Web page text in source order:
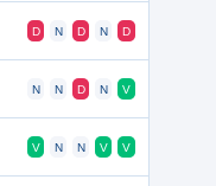
D N D N D
N N D N V
V N N V V